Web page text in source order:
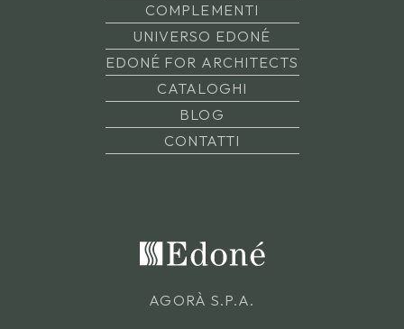
COMPLEMENTI
UNIVERSO EDONÉ
EDONÉ FOR ARCHITECTS
CATALOGHI
BLOG
CONTATTI
AGORÀ S.P.A.